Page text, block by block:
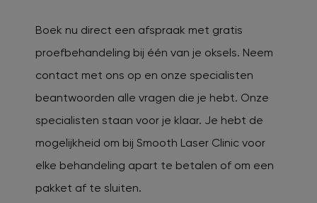
Boek nu direct een afspraak met gratis
proefbehandeling bij één van je oksels. Neem
contact met ons op en onze specialisten
beantwoorden alle vragen die je hebt. Onze
specialisten staan voor je klaar. Je hebt de
mogelijkheid om bij Smooth Laser Clinic voor
elke behandeling apart te betalen of om een
pakket af te sluiten.